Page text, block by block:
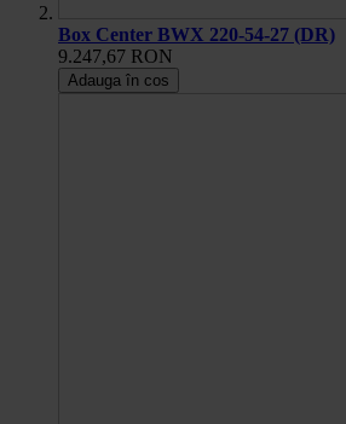
Box Center BWX 220-54-27 (DR)
9.247,67 RON
Adauga în cos